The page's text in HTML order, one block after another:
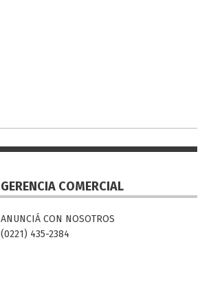
GERENCIA COMERCIAL
ANUNCIÁ CON NOSOTROS
(0221) 435-2384